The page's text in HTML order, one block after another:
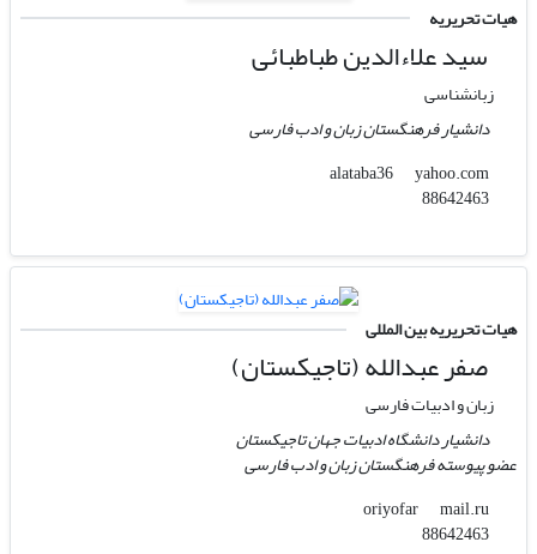
هیات تحریریه
سید علاءالدین طباطبائی
زبانشناسی
دانشیار فرهنگستان زبان و ادب فارسی
alataba36
yahoo.com
88642463
هیات تحریریه بین المللی
صفر عبدالله (تاجیکستان)
زبان و ادبیات فارسی
دانشیار دانشگاه ادبیات جهان تاجیکستان
عضو پیوسته فرهنگستان زبان و ادب فارسی
oriyofar
mail.ru
88642463